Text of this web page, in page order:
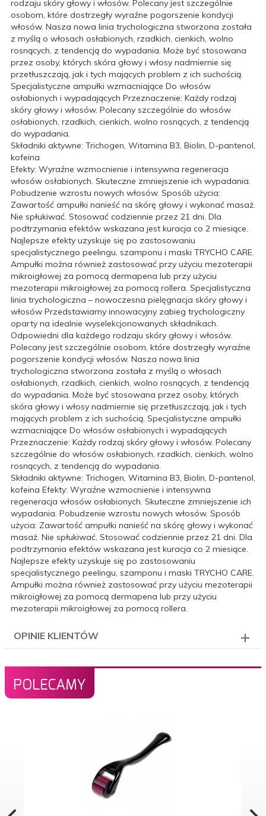
rodzaju skóry głowy i włosów. Polecany jest szczególnie
osobom, które dostrzegły wyraźne pogorszenie kondycji
włosów. Nasza nowa linia trychologiczna stworzona została
z myślą o włosach osłabionych, rzadkich, cienkich, wolno
rosnących, z tendencją do wypadania. Może być stosowana
przez osoby, których skóra głowy i włosy nadmiernie się
przetłuszczają, jak i tych mających problem z ich suchością.
Specjalistyczne ampułki wzmacniające Do włosów
osłabionych i wypadających Przeznaczenie: Każdy rodzaj
skóry głowy i włosów. Polecany szczególnie do włosów
osłabionych, rzadkich, cienkich, wolno rosnących, z tendencją
do wypadania.
Składniki aktywne: Trichogen, Witamina B3, Biolin, D-pantenol,
kofeina
Efekty: Wyraźne wzmocnienie i intensywna regeneracja
włosów osłabionych. Skuteczne zmniejszenie ich wypadania.
Pobudzenie wzrostu nowych włosów. Sposób użycia:
Zawartość ampułki nanieść na skórę głowy i wykonać masaż.
Nie spłukiwać. Stosować codziennie przez 21 dni. Dla
podtrzymania efektów wskazana jest kuracja co 2 miesiące.
Najlepsze efekty uzyskuje się po zastosowaniu
specjalistycznego peelingu, szamponu i maski TRYCHO CARE.
Ampułki można również zastosować przy użyciu mezoterapii
mikroigłowej za pomocą dermapena lub przy użyciu
mezoterapii mikroigłowej za pomocą rollera. Specjalistyczna
linia trychologiczna – nowoczesna pielęgnacja skóry głowy i
włosów Przedstawiamy innowacyjny zabieg trychologiczny
oparty na idealnie wyselekcjonowanych składnikach.
Odpowiedni dla każdego rodzaju skóry głowy i włosów.
Polecany jest szczególnie osobom, które dostrzegły wyraźne
pogorszenie kondycji włosów. Nasza nowa linia
trychologiczna stworzona została z myślą o włosach
osłabionych, rzadkich, cienkich, wolno rosnących, z tendencją
do wypadania. Może być stosowana przez osoby, których
skóra głowy i włosy nadmiernie się przetłuszczają, jak i tych
mających problem z ich suchością. Specjalistyczne ampułki
wzmacniające Do włosów osłabionych i wypadających
Przeznaczenie: Każdy rodzaj skóry głowy i włosów. Polecany
szczególnie do włosów osłabionych, rzadkich, cienkich, wolno
rosnących, z tendencją do wypadania.
Składniki aktywne: Trichogen, Witamina B3, Biolin, D-pantenol,
kofeina Efekty: Wyraźne wzmocnienie i intensywna
regeneracja włosów osłabionych. Skuteczne zmniejszenie ich
wypadania. Pobudzenie wzrostu nowych włosów. Sposób
użycia: Zawartość ampułki nanieść na skórę głowy i wykonać
masaż. Nie spłukiwać. Stosować codziennie przez 21 dni. Dla
podtrzymania efektów wskazana jest kuracja co 2 miesiące.
Najlepsze efekty uzyskuje się po zastosowaniu
specjalistycznego peelingu, szamponu i maski TRYCHO CARE.
Ampułki można również zastosować przy użyciu mezoterapii
mikroigłowej za pomocą dermapena lub przy użyciu
mezoterapii mikroigłowej za pomocą rollera.
OPINIE KLIENTÓW
POLECAMY